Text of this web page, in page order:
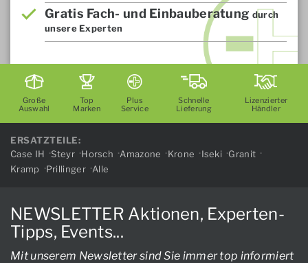
Gratis Fach- und Einbauberatung durch
unsere Experten
Große
Auswahl
Top
Marken
Plus
Service
Schnelle
Lieferung
Lizenzierter
Händler
ERSATZTEILE:
Case IH
Steyr Horsch Amazone Krone Iseki
Granit
Kramp
Prillinger Alle
NEWSLETTER Aktionen, Experten-
Tipps, Events...
Mit unserem Newsletter sind Sie immer top informiert